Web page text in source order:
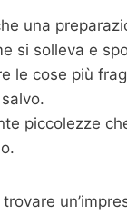
una
si solleva e
le cose più
piccolezze